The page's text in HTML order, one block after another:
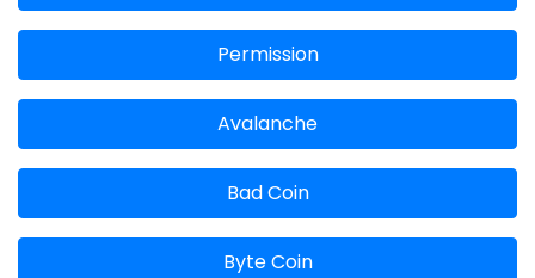
Permission
Avalanche
Bad Coin
Byte Coin